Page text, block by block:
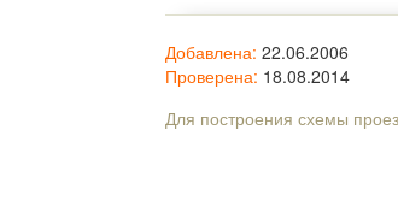
Добавлена: 22.06.2006
Проверена: 18.08.2014
Для построения схемы